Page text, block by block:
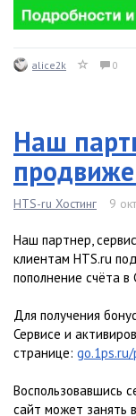
alice2k 0
Наш
HTS-ru Хостинг 9
Наш партнер,
клиентам HTS.ru
пополнение счёта в
Для получения
Сервисе и
странице:
Воспользовавшись
сайт может занять